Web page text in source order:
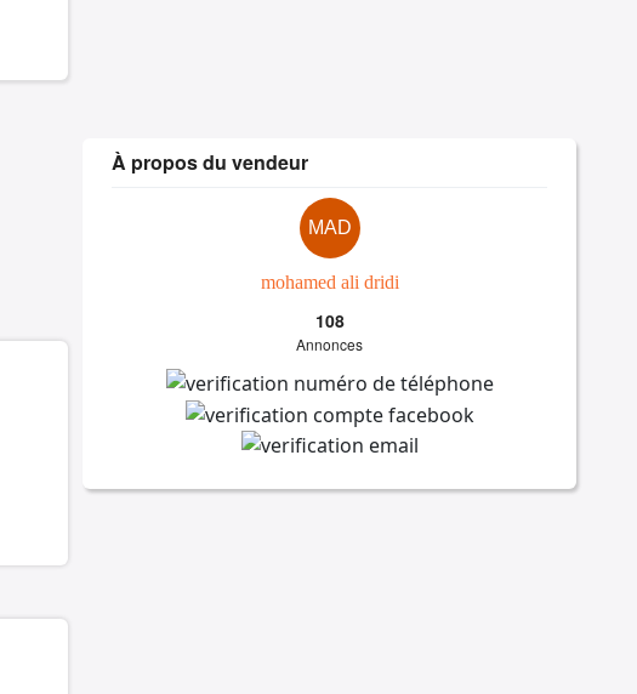
À propos du vendeur
MAD
mohamed ali dridi
108
Annonces